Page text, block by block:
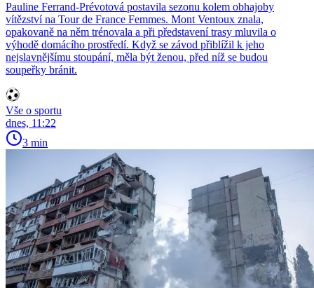
Pauline Ferrand-Prévotová postavila sezonu kolem obhajoby
vítězství na Tour de France Femmes. Mont Ventoux znala,
opakovaně na něm trénovala a při představení trasy mluvila o
výhodě domácího prostředí. Když se závod přiblížil k jeho
nejslavnějšímu stoupání, měla být ženou, před níž se budou
soupeřky bránit.
Vše o sportu
dnes, 11:22
3 min